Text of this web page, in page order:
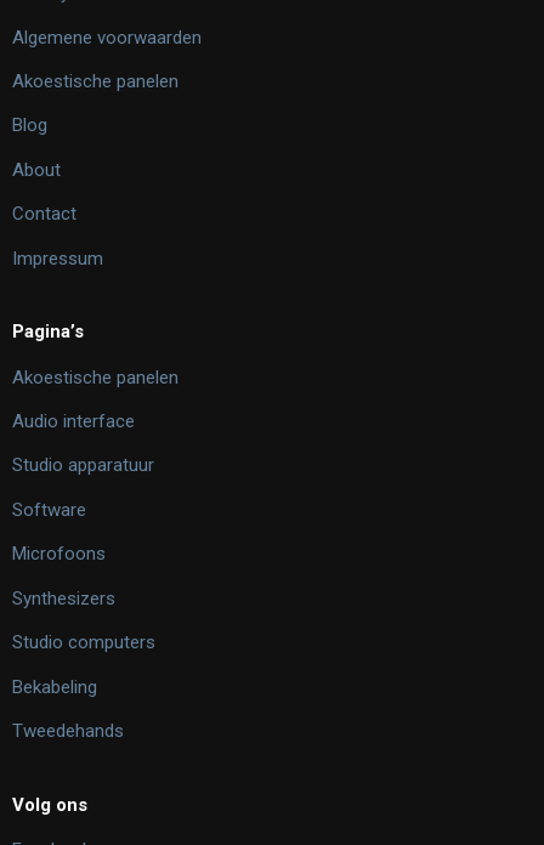
Algemene voorwaarden
Akoestische panelen
Blog
About
Contact
Impressum
Pagina’s
Akoestische panelen
Audio interface
Studio apparatuur
Software
Microfoons
Synthesizers
Studio computers
Bekabeling
Tweedehands
Volg ons